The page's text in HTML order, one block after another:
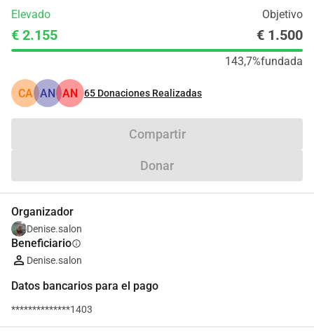
Elevado Objetivo
€ 2.155 € 1.500
143,7%fundada
CA AN AN 65 Donaciones Realizadas
Compartir
Donar
Organizador
Denise.salon
Beneficiarioinfo
Denise.salon
Datos bancarios para el pago
**************1403